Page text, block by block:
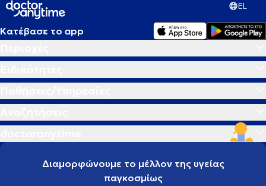
EL
Κατέβασε το app
Διαμορφώνουμε το μέλλον της υγείας
παγκοσμίως